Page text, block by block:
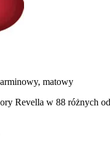
matowy
Revella w 88 różnych